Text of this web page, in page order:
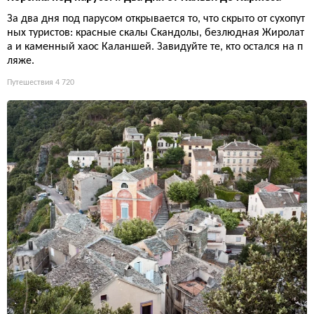
За два дня под парусом открывается то, что скрыто от сухопут
ных туристов: красные скалы Скандолы, безлюдная Жиролат
а и каменный хаос Каланшей. Завидуйте те, кто остался на п
ляже.
Путешествия 4 720